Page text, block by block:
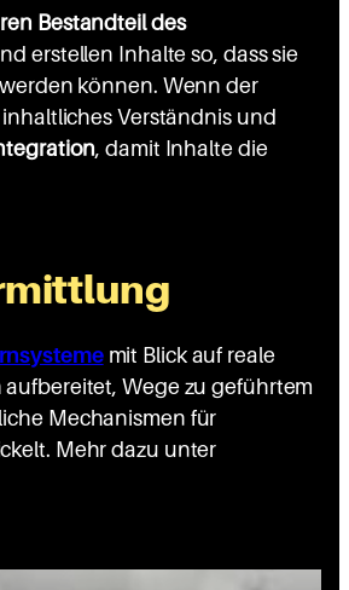
Bestandteil des
erstellen Inhalte so, dass sie
können. Wenn der
Verständnis und
, damit Inhalte die
mit Blick auf reale
Wege zu geführtem
Mechanismen für
Mehr dazu unter